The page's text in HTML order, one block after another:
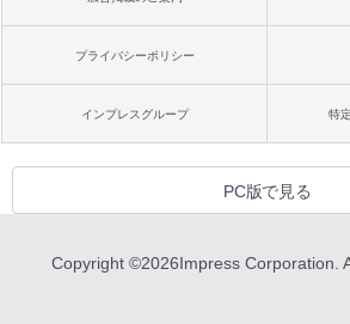
プライバシーポリシー
インプレスグループ 特
PC版で見る
Copyright ©2026Impress Corporation.